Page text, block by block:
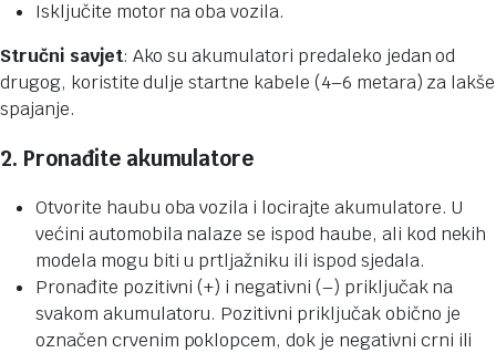
Isključite motor na oba vozila.
Stručni savjet: Ako su akumulatori predaleko jedan od
drugog, koristite dulje startne kabele (4–6 metara) za lakše
spajanje.
2. Pronađite akumulatore
Otvorite haubu oba vozila i locirajte akumulatore. U
većini automobila nalaze se ispod haube, ali kod nekih
modela mogu biti u prtljažniku ili ispod sjedala.
Pronađite pozitivni (+) i negativni (–) priključak na
svakom akumulatoru. Pozitivni priključak obično je
označen crvenim poklopcem, dok je negativni crni ili